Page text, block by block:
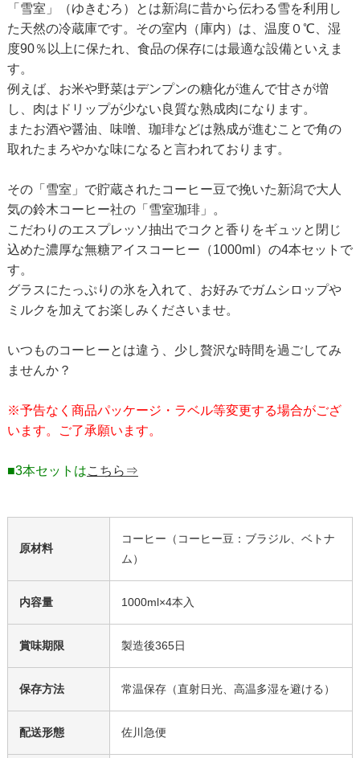
「雪室」（ゆきむろ）とは新潟に昔から伝わる雪を利用し
た天然の冷蔵庫です。その室内（庫内）は、温度０℃、湿
度90％以上に保たれ、食品の保存には最適な設備といえま
す。
例えば、お米や野菜はデンプンの糖化が進んで甘さが増
し、肉はドリップが少ない良質な熟成肉になります。
またお酒や醤油、味噌、珈琲などは熟成が進むことで角の
取れたまろやかな味になると言われております。
その「雪室」で貯蔵されたコーヒー豆で挽いた新潟で大人
気の鈴木コーヒー社の「雪室珈琲」。
こだわりのエスプレッソ抽出でコクと香りをギュッと閉じ
込めた濃厚な無糖アイスコーヒー（1000ml）の4本セットで
す。
グラスにたっぷりの氷を入れて、お好みでガムシロップや
ミルクを加えてお楽しみくださいませ。
いつものコーヒーとは違う、少し贅沢な時間を過ごしてみ
ませんか？
※予告なく商品パッケージ・ラベル等変更する場合がござ
います。ご了承願います。
■3本セットはこちら⇒
原材料
コーヒー（コーヒー豆：ブラジル、ベトナ
ム）
内容量 1000ml×4本入
賞味期限 製造後365日
保存方法 常温保存（直射日光、高温多湿を避ける）
配送形態 佐川急便